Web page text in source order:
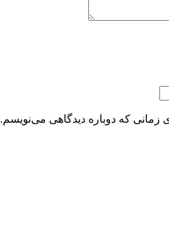
زمانی که دوباره دیدگاهی می‌نویسم.